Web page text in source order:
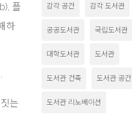
플
하
는
감각 공간 감각 도서관
공공도서관 국립도서관
대학도서관 도서관
도서관 건축 도서관 공간
도서관 리노베이션